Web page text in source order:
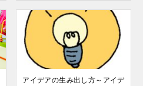
アイデアの生み出し方～アイデ